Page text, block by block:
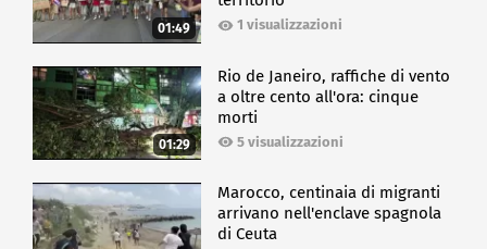
01:49 1 visualizzazioni
01:29
Rio de Janeiro, raffiche di vento
a oltre cento all'ora: cinque
morti
5 visualizzazioni
Marocco, centinaia di migranti
arrivano nell'enclave spagnola
di Ceuta